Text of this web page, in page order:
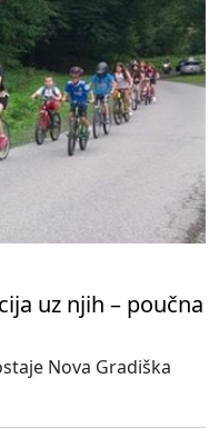
uz njih – poučna
Nova Gradiška